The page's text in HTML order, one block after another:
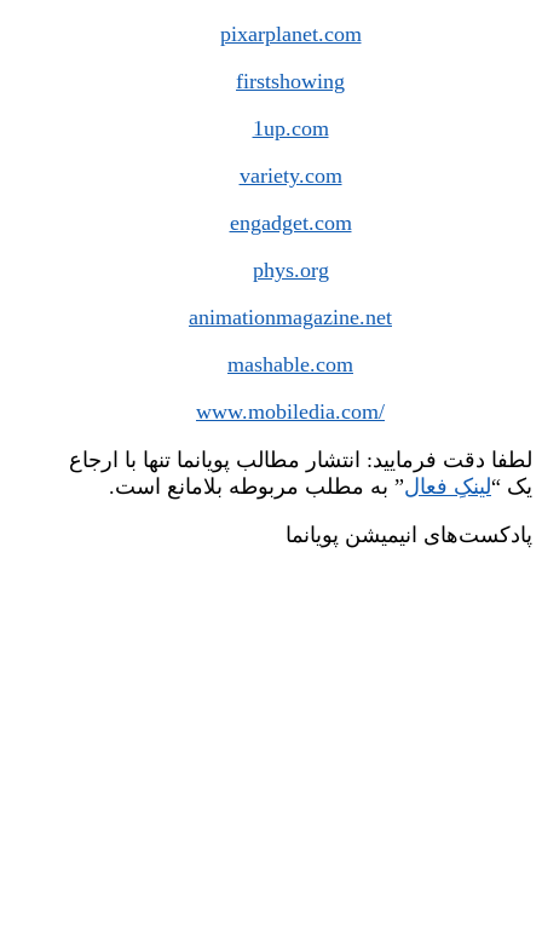
pixarplanet.com
firstshowing
1up.com
variety.com
engadget.com
phys.org
animationmagazine.net
mashable.com
www.mobiledia.com/
لطفا دقت فرمایید: انتشار مطالب پویانما تنها با ارجاع
یک “لینکِ فعال” به مطلب مربوطه بلامانع است.
پادکست‌های انیمیشن پویانما